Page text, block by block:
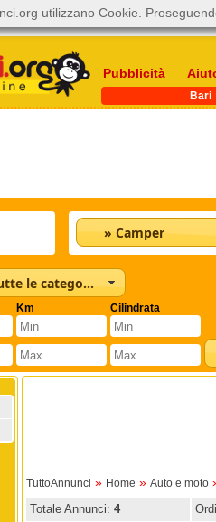
Pubblicità
Bari
» Camper
Tutte le categorie
Km Cilindrata
TuttoAnnunci » Home » Auto e moto
Totale Annunci: 4
utilizzano Cookie.